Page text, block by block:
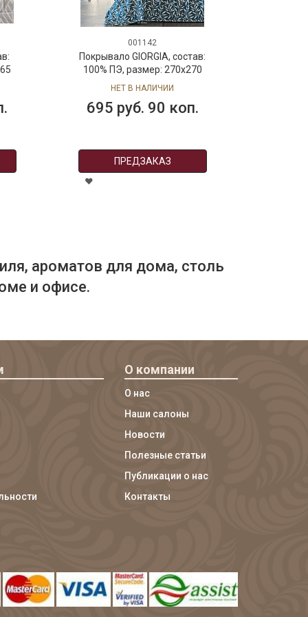
001142
Покрывало GIORGIA, состав:
100% ПЭ, размер: 270х270
см
НЕТ В НАЛИЧИИ
695 руб. 90 коп.
ПРЕДЗАКАЗ
ароматов для дома, столь
и офисе.
О компании
О нас
Наши салоны
Новости
Полезные статьи
Публикации о нас
Контакты